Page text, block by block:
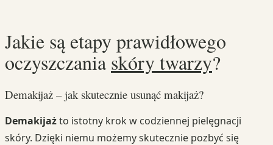
Jakie są etapy prawidłowego
oczyszczania skóry twarzy?
Demakijaż – jak skutecznie usunąć makijaż?
Demakijażto istotny krok w codziennej pielęgnacji
skóry. Dzięki niemu możemy skutecznie pozbyć się